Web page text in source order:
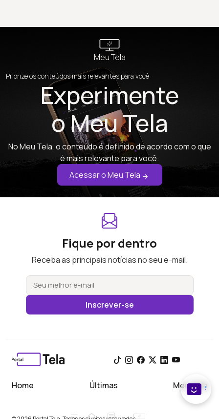
Meu Tela
Priorize os conteúdos mais relevantes para você
Experimente
o Meu Tela
No Meu Tela, o conteúdo é definido de acordo com o que
é mais relevante para você.
Acessar o Meu Tela
Fique por dentro
Receba as principais notícias no seu e-mail.
Inscrever-se
Home Últimas Meu Tela